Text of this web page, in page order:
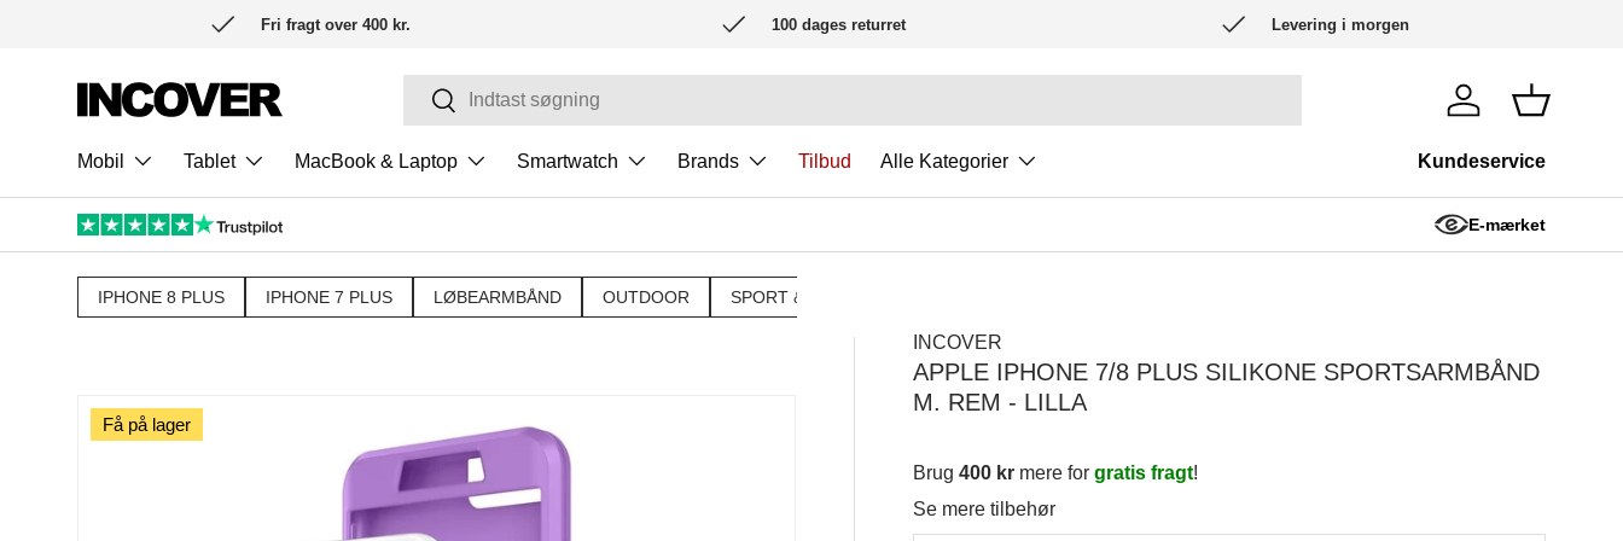
Fri fragt over 400 kr. 100 dages returret Levering i morgen
SøgSøg
Log indKurv
Mobil Tablet MacBook & Laptop Smartwatch Brands Tilbud Alle Kategorier Kundeservice
E-mærket
IPHONE 8 PLUS IPHONE 7 PLUS LØBEARMBÅND OUTDOOR SPORT & FRITID
Få på lager
INCOVER
APPLE IPHONE 7/8 PLUS SILIKONE SPORTSARMBÅND
M. REM - LILLA
Brug400 kr mere forgratis fragt!
Se mere tilbehør